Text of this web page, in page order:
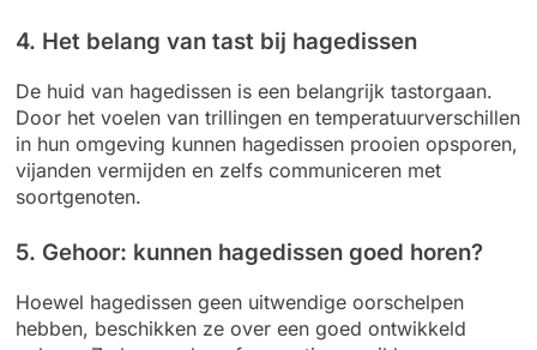
4. Het belang van tast bij hagedissen
De huid van hagedissen is een belangrijk tastorgaan.
Door het voelen van trillingen en temperatuurverschillen
in hun omgeving kunnen hagedissen prooien opsporen,
vijanden vermijden en zelfs communiceren met
soortgenoten.
5. Gehoor: kunnen hagedissen goed horen?
Hoewel hagedissen geen uitwendige oorschelpen
hebben, beschikken ze over een goed ontwikkeld